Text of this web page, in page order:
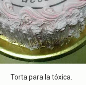
Torta para la tóxica.